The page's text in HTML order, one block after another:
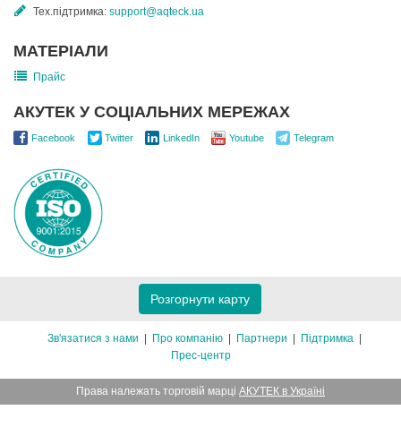
Тех.підтримка: support@aqteck.ua
МАТЕРІАЛИ
Прайс
АКУТЕК У СОЦІАЛЬНИХ МЕРЕЖАХ
Facebook Twitter LinkedIn Youtube Telegram
Розгорнути карту
Зв'язатися з нами Про компанію Партнери
Підтримка
Прес-центр
Права належать торговій марці АКУТЕК в Україні